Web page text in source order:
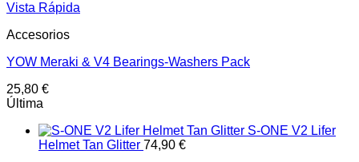
Vista Rápida
Accesorios
YOW Meraki & V4 Bearings-Washers Pack
25,80 €
Última
S-ONE V2 Lifer
Helmet Tan Glitter 74,90 €